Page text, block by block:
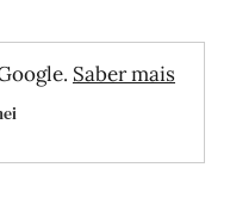
Saber mais